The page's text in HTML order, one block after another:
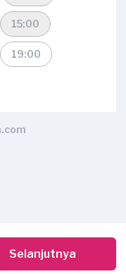
15:00
19:00
Selanjutnya